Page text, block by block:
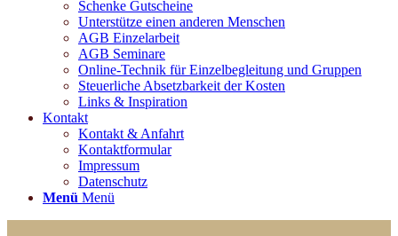
Schenke Gutscheine
Unterstütze einen anderen Menschen
AGB Einzelarbeit
AGB Seminare
Online-Technik für Einzelbegleitung und Gruppen
Steuerliche Absetzbarkeit der Kosten
Links & Inspiration
Kontakt
Kontakt & Anfahrt
Kontaktformular
Impressum
Datenschutz
Menü Menü